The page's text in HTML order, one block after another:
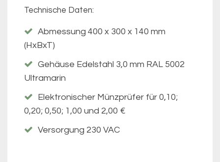
Technische Daten:
Abmessung 400 x 300 x 140 mm
(HxBxT)
Gehäuse Edelstahl 3,0 mm RAL 5002
Ultramarin
Elektronischer Münzprüfer für 0,10;
0,20; 0,50; 1,00 und 2,00 €
Versorgung 230 VAC